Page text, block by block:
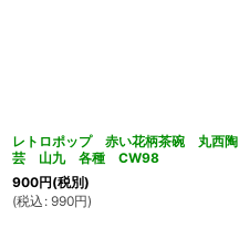
レトロポップ 赤い花柄茶碗 丸西陶
芸 山九 各種 CW98
900円(税別)
(税込 : 990円)